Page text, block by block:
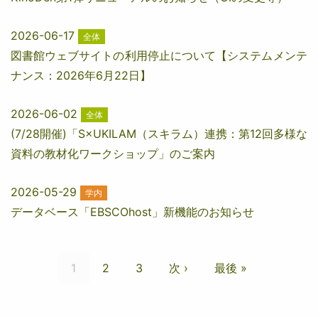
2026-06-17 全体
図書館ウェブサイトの利用停止について【システムメンテ
ナンス：2026年6月22日】
2026-06-02 全体
(7/28開催)「S×UKILAM（スキラム）連携：第12回多様な
資料の教材化ワークショップ」のご案内
2026-05-29 学内
データベース「EBSCOhost」新機能のお知らせ
カ
1
ペ
2
ペ
3
次
次 ›
最
最後 »